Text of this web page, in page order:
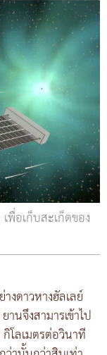
พื่อเก็บสะเก็ดของ
งดาวหางฮัลเลย์
นจึงสามารเข้าไป
โลเมตรต่อวินาที